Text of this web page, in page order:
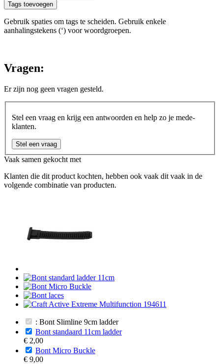
Tags toevoegen
Gebruik spaties om tags te scheiden. Gebruik enkele
aanhalingstekens (‘) voor woordgroepen.
Vragen:
Er zijn nog geen vragen gesteld.
Stel een vraag en krijg een antwoorden en help zo je mede-
klanten.
Stel een vraag
Vaak samen gekocht met
Klanten die dit product kochten, hebben ook vaak dit vaak in de
volgende combinatie van producten.
: Bont Slimline 9cm ladder
Bont standaard 11cm ladder
€ 2,00
Bont Micro Buckle
€ 9,00